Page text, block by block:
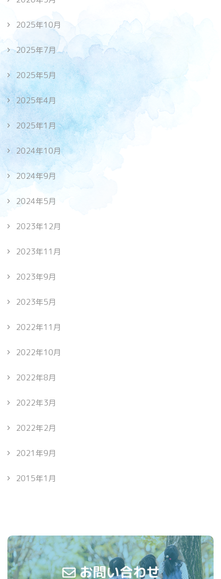
2025年10月
2025年7月
2025年5月
2025年4月
2025年1月
2024年10月
2024年9月
2024年5月
2023年12月
2023年11月
2023年9月
2023年5月
2022年11月
2022年10月
2022年8月
2022年3月
2022年2月
2021年9月
2015年1月